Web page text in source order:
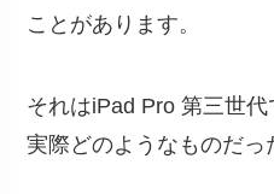
ことがあります。
それはiPad Pro 第三世
実際どのようなものだっ